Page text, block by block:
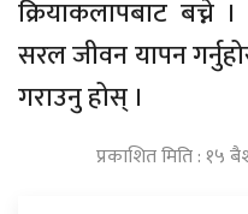
क्रियाकलापबाट बच्ने
सरल जीवन यापन
गराउनु होस् ।
प्रकाशित मिति :